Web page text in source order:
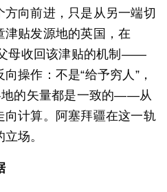
向前进，只是从另一端切
津贴发源地的英国，在
母收回该津贴的机制——
操作：不是“给予穷人”，
地的矢量都是一致的——从
计算。阿塞拜疆在这一轨
场。